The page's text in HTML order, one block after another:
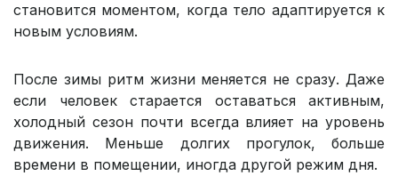
становится моментом, когда тело адаптируется к
новым условиям.
После зимы ритм жизни меняется не сразу. Даже
если человек старается оставаться активным,
холодный сезон почти всегда влияет на уровень
движения. Меньше долгих прогулок, больше
времени в помещении, иногда другой режим дня.